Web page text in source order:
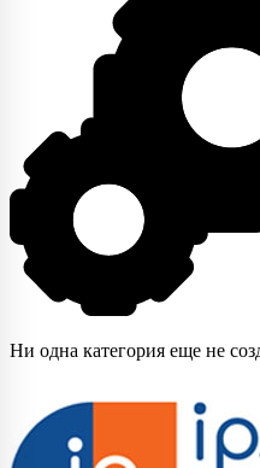
Hи одна категория еще не